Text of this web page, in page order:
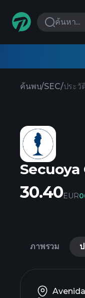
ค้นหา...
ค้นพบ/SEC/ประวั
Secuoya
30.40EUR0
ภาพรวม